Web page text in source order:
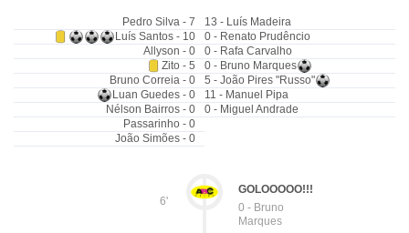
Pedro Silva - 7
Luís Santos - 10
Allyson - 0
Zito - 5
Bruno Correia - 0
Luan Guedes - 0
Nélson Bairros - 0
Passarinho - 0
João Simões - 0
13 - Luís Madeira
0 - Renato Prudêncio
0 - Rafa Carvalho
0 - Bruno Marques
5 - João Pires "Russo"
11 - Manuel Pipa
0 - Miguel Andrade
6'
GOLOOOOO!!!
0 - Bruno
Marques